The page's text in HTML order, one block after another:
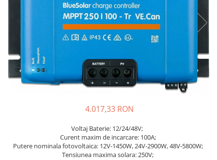
4.017,33 RON
Voltaj Baterie: 12/24/48V;
Curent maxim de incarcare: 100A;
Putere nominala fotovoltaica: 12V-1450W, 24V-2900W, 48V-5800W;
Tensiunea maxima solara: 250V;